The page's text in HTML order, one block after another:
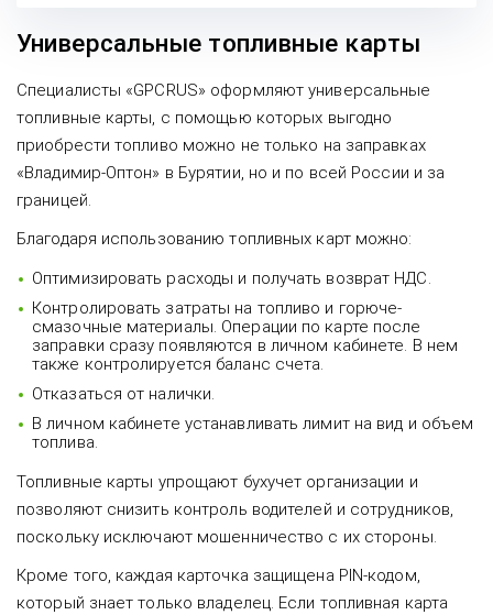
Универсальные топливные карты
Специалисты «GPCRUS» оформляют универсальные
топливные карты, с помощью которых выгодно
приобрести топливо можно не только на заправках
«Владимир-Оптон» в Бурятии, но и по всей России и за
границей.
Благодаря использованию топливных карт можно:
Оптимизировать расходы и получать возврат НДС.
Контролировать затраты на топливо и горюче-
смазочные материалы. Операции по карте после
заправки сразу появляются в личном кабинете. В нем
также контролируется баланс счета.
Отказаться от налички.
В личном кабинете устанавливать лимит на вид и объем
топлива.
Топливные карты упрощают бухучет организации и
позволяют снизить контроль водителей и сотрудников,
поскольку исключают мошенничество с их стороны.
Кроме того, каждая карточка защищена PIN-кодом,
который знает только владелец. Если топливная карта